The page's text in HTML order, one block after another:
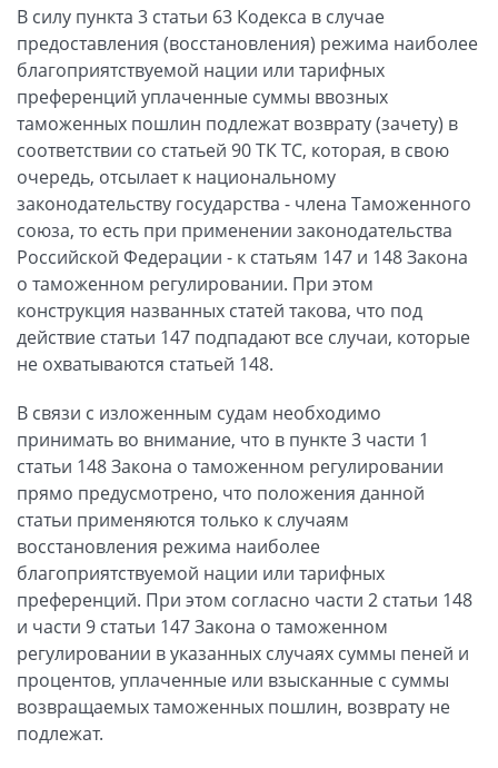
В силу пункта 3 статьи 63 Кодекса в случае
предоставления (восстановления) режима наиболее
благоприятствуемой нации или тарифных
преференций уплаченные суммы ввозных
таможенных пошлин подлежат возврату (зачету) в
соответствии со статьей 90 ТК ТС, которая, в свою
очередь, отсылает к национальному
законодательству государства - члена Таможенного
союза, то есть при применении законодательства
Российской Федерации - к статьям 147 и 148 Закона
о таможенном регулировании. При этом
конструкция названных статей такова, что под
действие статьи 147 подпадают все случаи, которые
не охватываются статьей 148.
В связи с изложенным судам необходимо
принимать во внимание, что в пункте 3 части 1
статьи 148 Закона о таможенном регулировании
прямо предусмотрено, что положения данной
статьи применяются только к случаям
восстановления режима наиболее
благоприятствуемой нации или тарифных
преференций. При этом согласно части 2 статьи 148
и части 9 статьи 147 Закона о таможенном
регулировании в указанных случаях суммы пеней и
процентов, уплаченные или взысканные с суммы
возвращаемых таможенных пошлин, возврату не
подлежат.